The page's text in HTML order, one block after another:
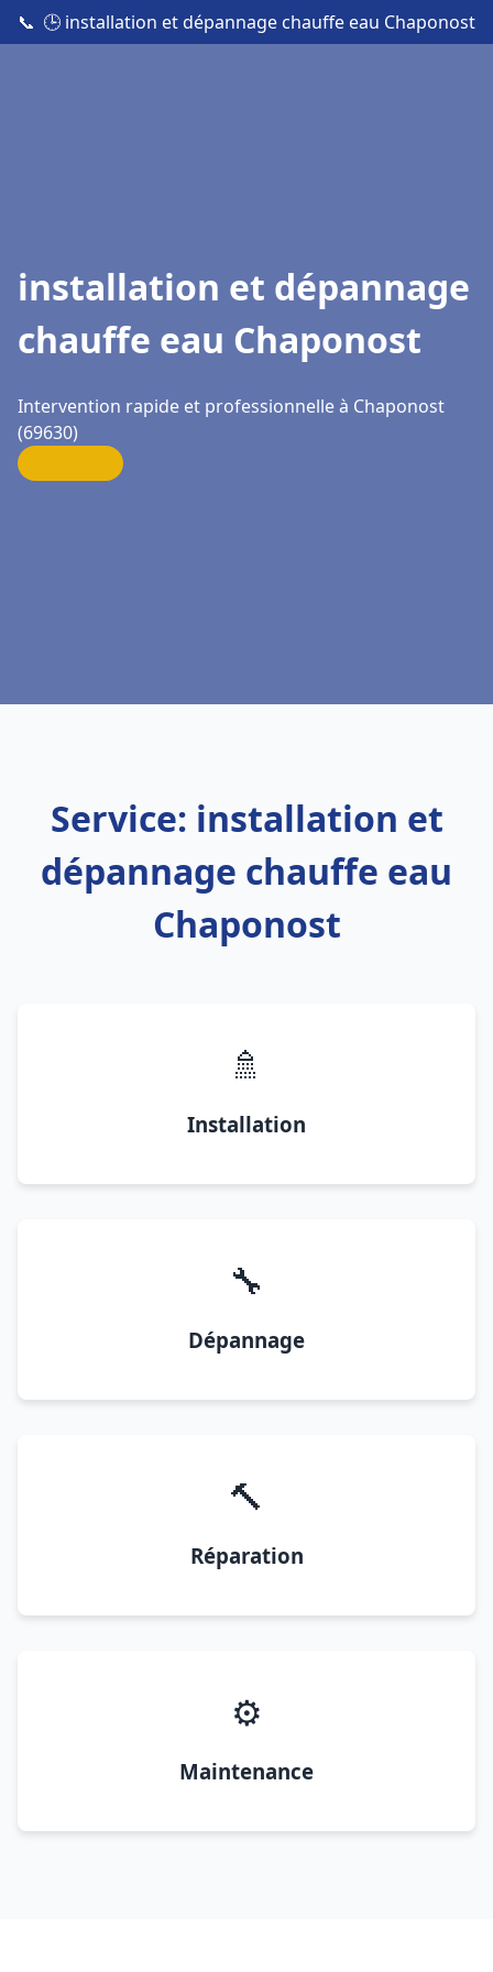
📞 🕒 installation et dépannage chauffe eau Chaponost
installation et dépannage
chauffe eau Chaponost
Intervention rapide et professionnelle à Chaponost
(69630)
Service: installation et
dépannage chauffe eau
Chaponost
🚿
Installation
🔧
Dépannage
🔨
Réparation
⚙️
Maintenance